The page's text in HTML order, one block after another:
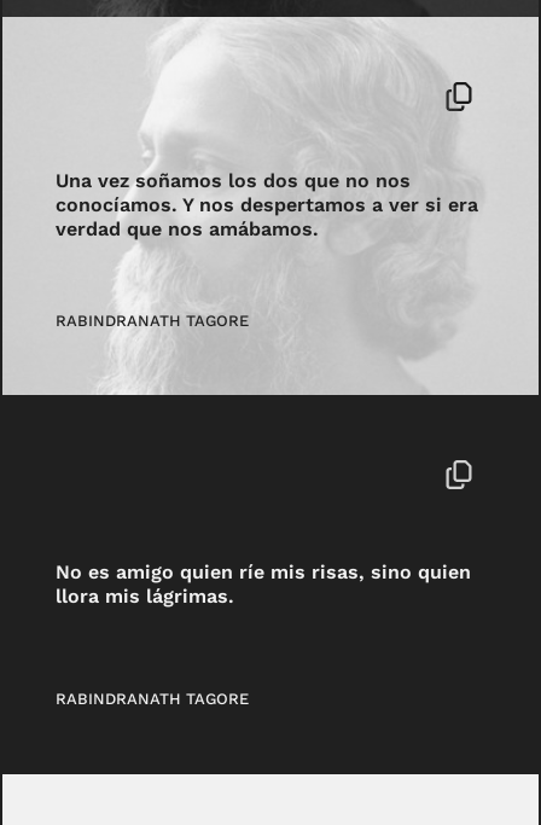
Una vez soñamos los dos que no nos
conocíamos. Y nos despertamos a ver si era
verdad que nos amábamos.
RABINDRANATH TAGORE
No es amigo quien ríe mis risas, sino quien
llora mis lágrimas.
RABINDRANATH TAGORE